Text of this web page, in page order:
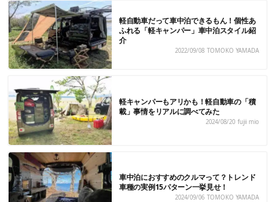
軽自動車だって車中泊できるもん！個性あ
ふれる「軽キャンパー」車中泊スタイル紹
介
2022/09/08 TOMOKO YAMADA
軽キャンパーもアリかも！軽自動車の「積
載」事情をリアルに調べてみた
2024/08/20 fujii mio
車中泊におすすめのクルマって？トレンド
車種の実例15パターン一挙見せ！
2024/09/06 TOMOKO YAMADA